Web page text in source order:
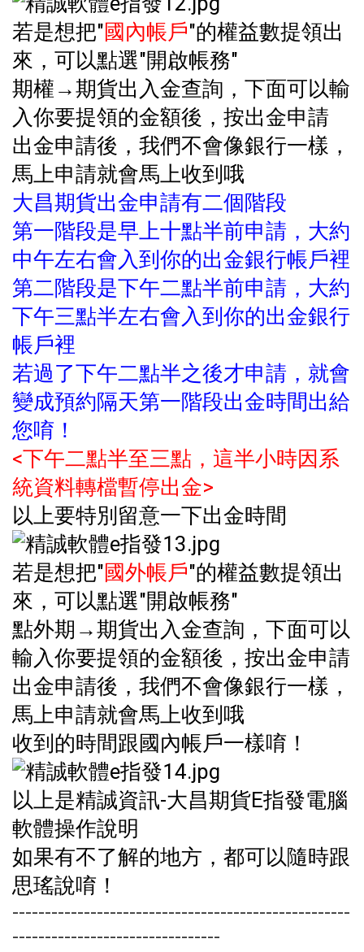
若是想把"國內帳戶"的權益數提領出
來，可以點選"開啟帳務"
期權→期貨出入金查詢，下面可以輸
入你要提領的金額後，按出金申請
出金申請後，我們不會像銀行一樣，
馬上申請就會馬上收到哦
大昌期貨出金申請有二個階段
第一階段是早上十點半前申請，大約
中午左右會入到你的出金銀行帳戶裡
第二階段是下午二點半前申請，大約
下午三點半左右會入到你的出金銀行
帳戶裡
若過了下午二點半之後才申請，就會
變成預約隔天第一階段出金時間出給
您唷！
<下午二點半至三點，這半小時因系
統資料轉檔暫停出金>
以上要特別留意一下出金時間
若是想把"國外帳戶"的權益數提領出
來，可以點選"開啟帳務"
點外期→期貨出入金查詢，下面可以
輸入你要提領的金額後，按出金申請
出金申請後，我們不會像銀行一樣，
馬上申請就會馬上收到哦
收到的時間跟國內帳戶一樣唷！
以上是精誠資訊-大昌期貨E指發電腦
軟體操作說明
如果有不了解的地方，都可以隨時跟
思瑤說唷！
----------------------------------------------------
--------------------------------